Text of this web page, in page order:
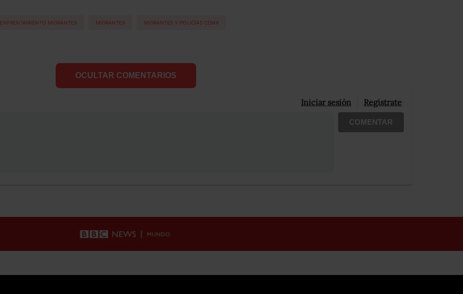
ENFRENTAMIENTO MIGRANTES MIGRANTES MIGRANTES Y POLICÍAS CDMX
OCULTAR COMENTARIOS
Iniciar sesión Registrate
COMENTAR